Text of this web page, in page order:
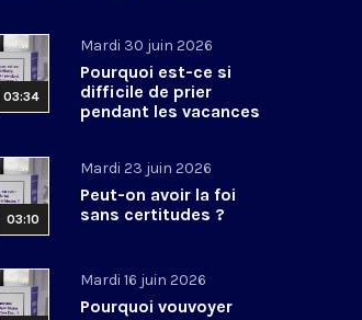
03:34
Mardi 30 juin 2026
Pourquoi est-ce si
difficile de prier
pendant les vacances
03:10
Mardi 23 juin 2026
Peut-on avoir la foi
sans certitudes ?
Mardi 16 juin 2026
Pourquoi vouvoyer